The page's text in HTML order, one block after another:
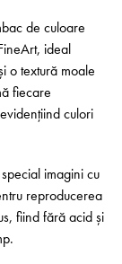
de culoare
ideal
o textură moale
fiecare
culori
imagini cu
reproducerea
fiind fără acid și